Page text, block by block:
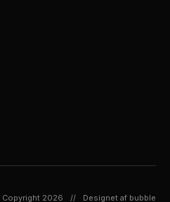
Copyright 2026 // Designet af bubble